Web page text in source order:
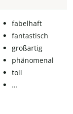
fabelhaft
fantastisch
großartig
phänomenal
toll
…